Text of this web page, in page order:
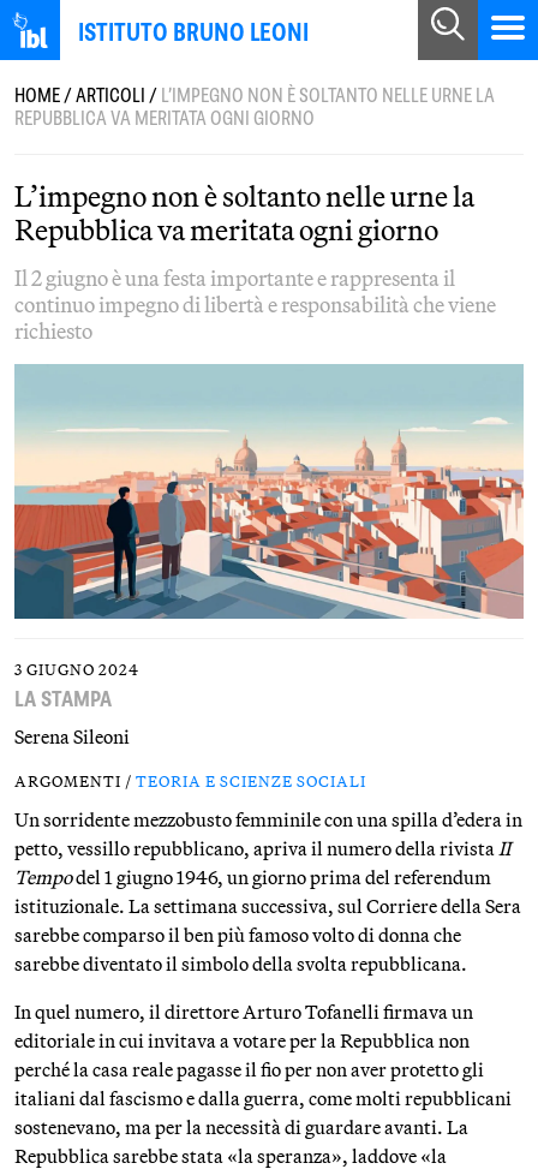
ISTITUTO BRUNO LEONI
HOME/ARTICOLI/L’IMPEGNO NON È SOLTANTO NELLE URNE LA
REPUBBLICA VA MERITATA OGNI GIORNO
L’impegno non è soltanto nelle urne la
Repubblica va meritata ogni giorno
Il 2 giugno è una festa importante e rappresenta il
continuo impegno di libertà e responsabilità che viene
richiesto
3 GIUGNO 2024
LA STAMPA
Serena Sileoni
ARGOMENTI / TEORIA E SCIENZE SOCIALI
Un sorridente mezzobusto femminile con una spilla d’edera in
petto, vessillo repubblicano, apriva il numero della rivistaII
Tempodel 1 giugno 1946, un giorno prima del referendum
istituzionale. La settimana successiva, sul Corriere della Sera
sarebbe comparso il ben più famoso volto di donna che
sarebbe diventato il simbolo della svolta repubblicana.
In quel numero, il direttore Arturo Tofanelli firmava un
editoriale in cui invitava a votare per la Repubblica non
perché la casa reale pagasse il fio per non aver protetto gli
italiani dal fascismo e dalla guerra, come molti repubblicani
sostenevano, ma per la necessità di guardare avanti. La
Repubblica sarebbe stata «la speranza», laddove «la